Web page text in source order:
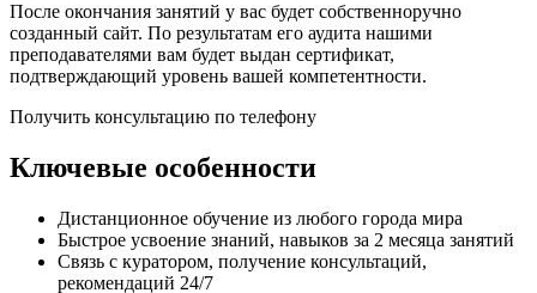
После окончания занятий у вас будет собственноручно
созданный сайт. По результатам его аудита нашими
преподавателями вам будет выдан сертификат,
подтверждающий уровень вашей компетентности.
Получить консультацию по телефону
Ключевые особенности
Дистанционное обучение из любого города мира
Быстрое усвоение знаний, навыков за 2 месяца занятий
Связь с куратором, получение консультаций,
рекомендаций 24/7